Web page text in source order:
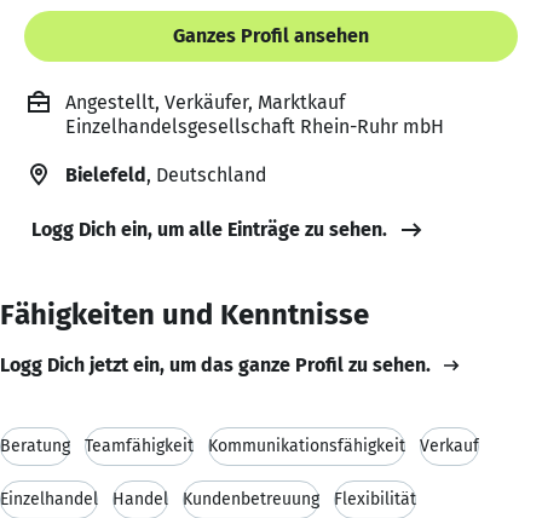
Ganzes Profil ansehen
Angestellt, Verkäufer, Marktkauf
Einzelhandelsgesellschaft Rhein-Ruhr mbH
Bielefeld, Deutschland
Logg Dich ein, um alle Einträge zu sehen.
Fähigkeiten und Kenntnisse
Logg Dich jetzt ein, um das ganze Profil zu sehen.
Beratung Teamfähigkeit Kommunikationsfähigkeit Verkauf
Einzelhandel Handel Kundenbetreuung Flexibilität